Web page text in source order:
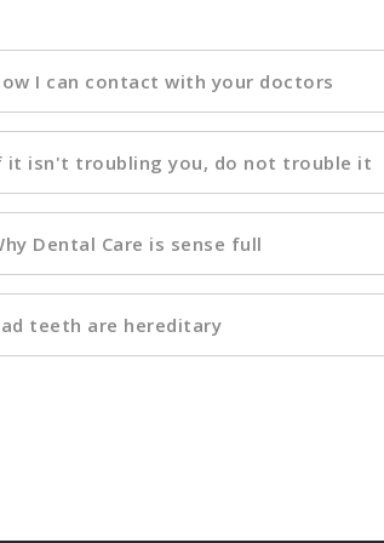
I can contact with your doctors
it isn't troubling you, do not trouble it
Dental Care is sense full
teeth are hereditary